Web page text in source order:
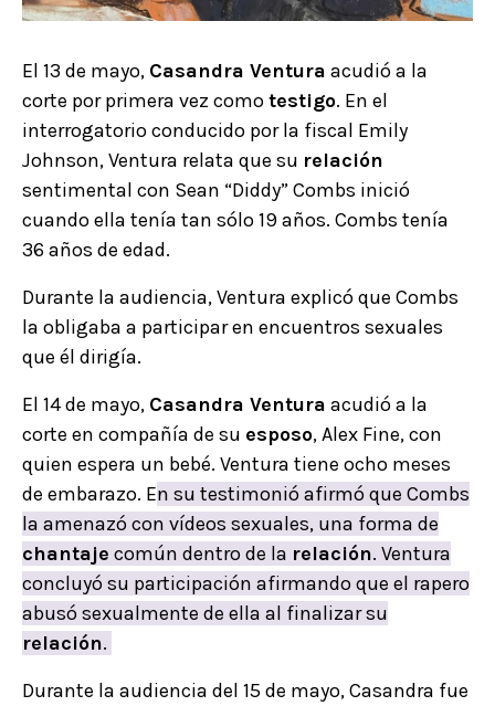
El 13 de mayo, Casandra Ventura acudió a la
corte por primera vez comotestigo. En el
interrogatorio conducido por la fiscal Emily
Johnson, Ventura relata que su relación
sentimental con Sean “Diddy” Combs inició
cuando ella tenía tan sólo 19 años. Combs tenía
36 años de edad.
Durante la audiencia, Ventura explicó que Combs
la obligaba a participar en encuentros sexuales
que él dirigía.
El 14 de mayo, Casandra Ventura acudió a la
corte en compañía de su esposo, Alex Fine, con
quien espera un bebé. Ventura tiene ocho meses
de embarazo. En su testimonió afirmó que Combs
la amenazó con vídeos sexuales, una forma de
chantaje común dentro de la relación. Ventura
concluyó su participación afirmando que el rapero
abusó sexualmente de ella al finalizar su
relación.
Durante la audiencia del 15 de mayo, Casandra fue